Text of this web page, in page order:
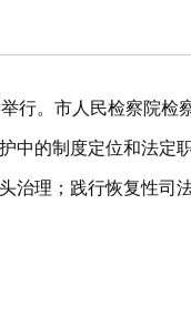
行。市人民检察院检
的制度定位和法
理；践行恢复性